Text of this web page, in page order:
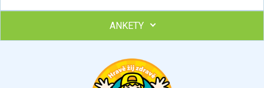
ANKETY